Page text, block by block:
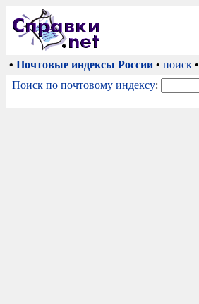
• Почтовые индексы России • поиск •
Поиск по почтовому индексу: